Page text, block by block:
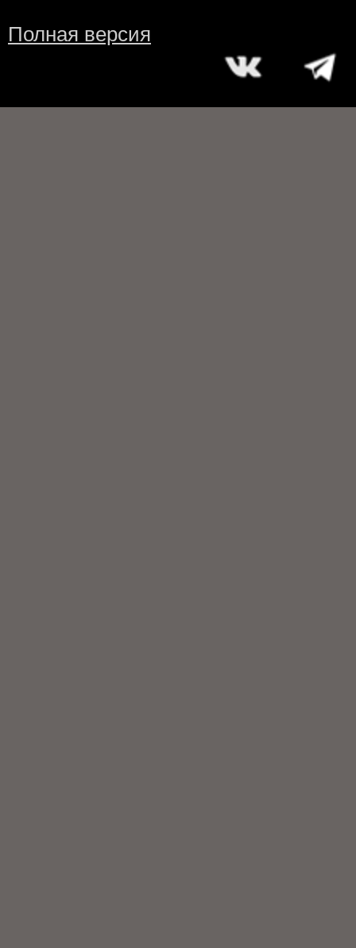
Полная версия